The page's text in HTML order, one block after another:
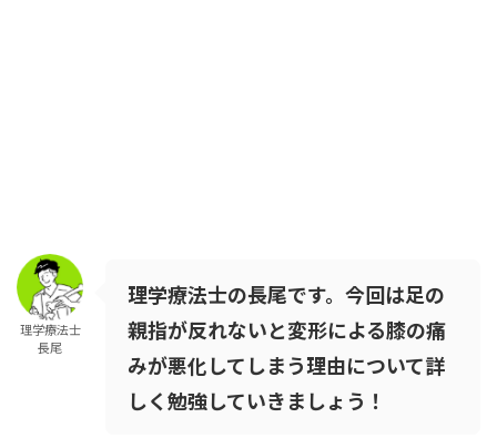
理学療法士
長尾
理学療法士の長尾です。今回は足の
親指が反れないと変形による膝の痛
みが悪化してしまう理由について詳
しく勉強していきましょう！